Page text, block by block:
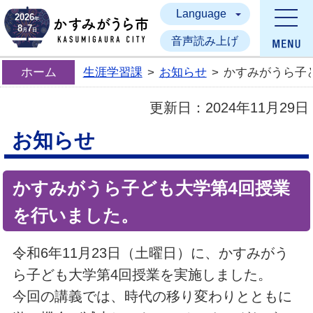
かすみがうら市
2026年
8月7日
Language
音声読み上げ
ホーム 生涯学習課 > お知らせ > かすみがうら子
更新日： 2024年11月29日
お知らせ
かすみがうら子ども大学第4回授業
を行いました。
令和6年11月23日（土曜日）に、かすみがう
ら子ども大学第4回授業を実施しました。
今回の講義では、時代の移り変わりとともに